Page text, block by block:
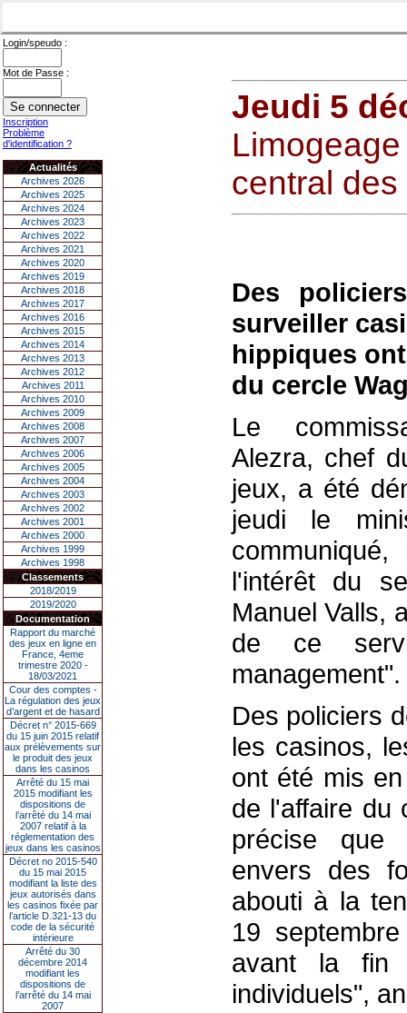
Login/speudo :
Mot de Passe :
Inscription
Problème
d'identification ?
Actualités
Archives 2026
Archives 2025
Archives 2024
Archives 2023
Archives 2022
Archives 2021
Archives 2020
Archives 2019
Archives 2018
Archives 2017
Archives 2016
Archives 2015
Archives 2014
Archives 2013
Archives 2012
Archives 2011
Archives 2010
Archives 2009
Archives 2008
Archives 2007
Archives 2006
Archives 2005
Archives 2004
Archives 2003
Archives 2002
Archives 2001
Archives 2000
Archives 1999
Archives 1998
Classements
2018/2019
2019/2020
Documentation
Rapport du marché
des jeux en ligne en
France, 4eme
trimestre 2020 -
18/03/2021
Cour des comptes -
La régulation des jeux
d’argent et de hasard
Décret n° 2015-669
du 15 juin 2015 relatif
aux prélèvements sur
le produit des jeux
dans les casinos
Arrêté du 15 mai
2015 modifiant les
dispositions de
l’arrêté du 14 mai
2007 relatif à la
réglementation des
jeux dans les casinos
Décret no 2015-540
du 15 mai 2015
modifiant la liste des
jeux autorisés dans
les casinos fixée par
l’article D.321-13 du
code de la sécurité
intérieure
Arrêté du 30
décembre 2014
modifiant les
dispositions de
l’arrêté du 14 mai
2007
Jeudi 5
central
Des
surveiller
hippiques
du cercle
Le
Alezra, chef
jeux, a été
jeudi le
l'intérêt du
Manuel Valls,
de ce
management".
Des policiers
les casinos,
ont été mis
de l'affaire du
précise que
envers des
abouti à la
19
avant la fin
individuels",